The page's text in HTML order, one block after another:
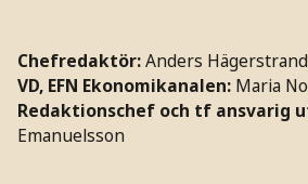
Chefredaktör:Anders Hägerstrand
VD, EFN Ekonomikanalen: Maria
Redaktionschef och tf ansvarig
Emanuelsson